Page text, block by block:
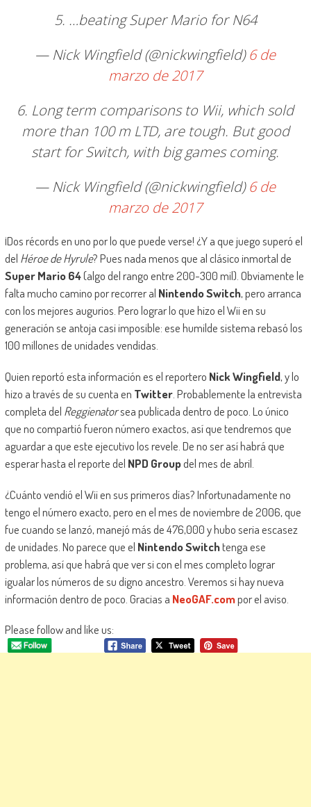
5. …beating Super Mario for N64
— Nick Wingfield (@nickwingfield)6 de
marzo de 2017
6. Long term comparisons to Wii, which sold
more than 100 m LTD, are tough. But good
start for Switch, with big games coming.
— Nick Wingfield (@nickwingfield)6 de
marzo de 2017
¡Dos récords en uno por lo que puede verse! ¿Y a que juego superó el
del Héroe de Hyrule? Pues nada menos que al clásico inmortal de
Super Mario 64(algo del rango entre 200-300 mil). Obviamente le
falta mucho camino por recorrer al Nintendo Switch, pero arranca
con los mejores augurios. Pero lograr lo que hizo el Wii en su
generación se antoja casi imposible: ese humilde sistema rebasó los
100 millones de unidades vendidas.
Quien reportó esta información es el reportero Nick Wingfield, y lo
hizo a través de su cuenta en Twitter. Probablemente la entrevista
completa del Reggienatorsea publicada dentro de poco. Lo único
que no compartió fueron número exactos, así que tendremos que
aguardar a que este ejecutivo los revele. De no ser así habrá que
esperar hasta el reporte del NPD Groupdel mes de abril.
¿Cuánto vendió el Wii en sus primeros días? Infortunadamente no
tengo el número exacto, pero en el mes de noviembre de 2006, que
fue cuando se lanzó, manejó más de 476,000 y hubo seria escasez
de unidades. No parece que el Nintendo Switchtenga ese
problema, así que habrá que ver si con el mes completo lograr
igualar los números de su digno ancestro. Veremos si hay nueva
información dentro de poco. Gracias a NeoGAF.compor el aviso.
Please follow and like us: